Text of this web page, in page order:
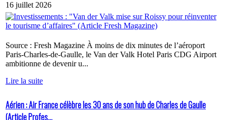
16 juillet 2026
Source : Fresh Magazine À moins de dix minutes de l’aéroport
Paris-Charles-de-Gaulle, le Van der Valk Hotel Paris CDG Airport
ambitionne de devenir u...
Lire la suite
Aérien : Air France célèbre les 30 ans de son hub de Charles de Gaulle
(Article Profes...